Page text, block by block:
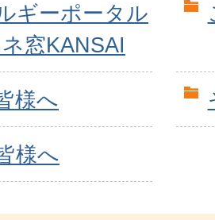
ギーポータル
窓KANSAI
様へ
様へ